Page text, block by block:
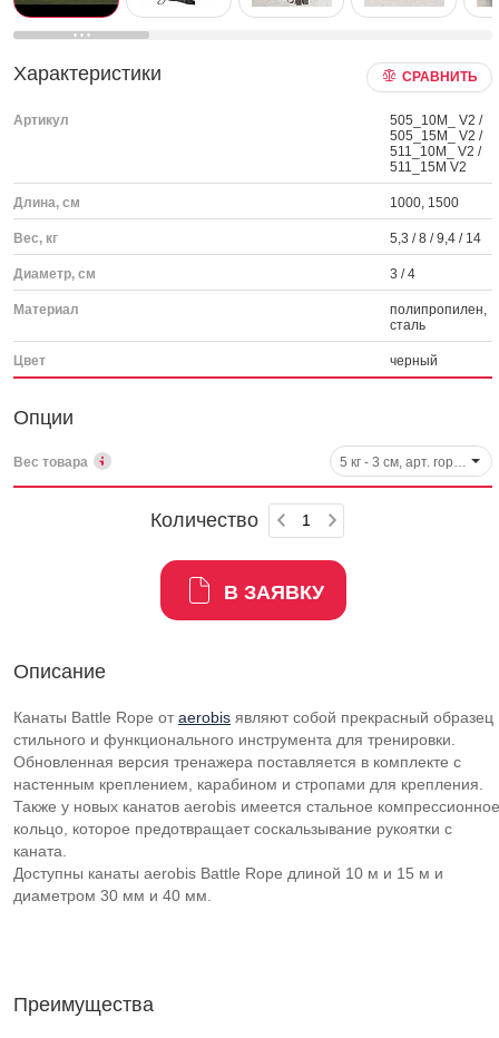
Характеристики СРАВНИТЬ
Артикул
505_10M_ V2 /
505_15M_ V2 /
511_10M_ V2 /
511_15M V2
Длина, см 1000, 1500
Вес, кг 5,3 / 8 / 9,4 / 14
Диаметр, см 3 / 4
Материал
полипропилен,
сталь
Цвет черный
Опции
Вес товара 5 кг - 3 см, арт. rope-505
Количество
В ЗАЯВКУ
Описание
Канаты Battle Rope отaerobis являют собой прекрасный образец
стильного и функционального инструмента для тренировки.
Обновленная версия тренажера поставляется в комплекте с
настенным креплением, карабином и стропами для крепления.
Также у новых канатов aerobis имеется стальное компрессионное
кольцо, которое предотвращает соскальзывание рукоятки с
каната.
Доступны канаты aerobis Battle Rope длиной 10 м и 15 м и
диаметром 30 мм и 40 мм.
Преимущества